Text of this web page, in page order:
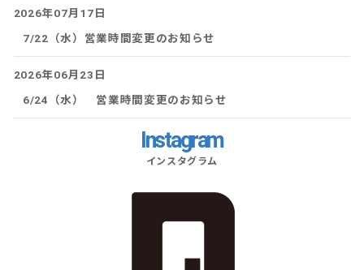
2026年07月17日
7/22（水）営業時間変更のお知らせ
2026年06月23日
6/24（水） 営業時間変更のお知らせ
Instagram
インスタグラム